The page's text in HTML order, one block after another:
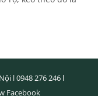
l0948 276 246l
Facebook